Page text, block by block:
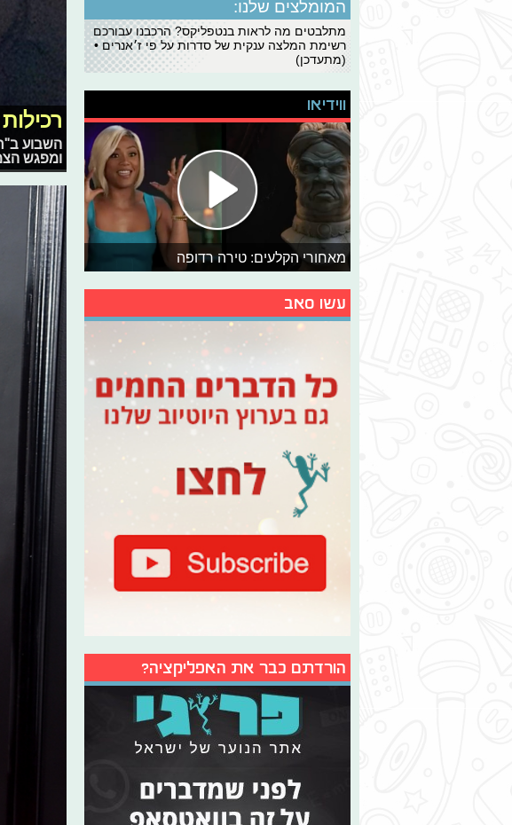
השבוע
ומפגש
המומלצים שלנו:
מתלבטים מה לראות בנטפליקס? הרכבנו עבורכם
רשימת המלצה ענקית של סדרות על פי ז׳אנרים •
(מתעדכן)
ווידיאו
מאחורי הקלעים: טירה רדופה
עשו סאב
הורדתם כבר את האפליקציה?